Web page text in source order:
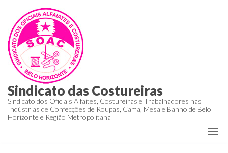
Sindicato das Costureiras
Sindicato dos Oficiais Alfaites, Costureiras e Trabalhadores nas
Indústrias de Confecções de Roupas, Cama, Mesa e Banho de Belo
Horizonte e Região Metropolitana